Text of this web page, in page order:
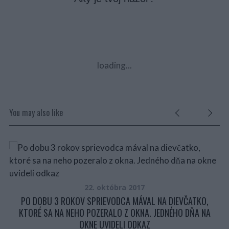
loading...
You may also like
22. októbra 2017
PO DOBU 3 ROKOV SPRIEVODCA MÁVAL NA DIEVČATKO,
KTORÉ SA NA NEHO POZERALO Z OKNA. JEDNÉHO DŇA NA
OKNE UVIDELI ODKAZ